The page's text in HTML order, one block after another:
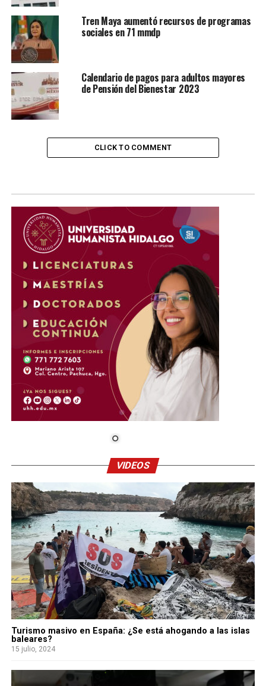
Tren Maya aumentó recursos de programas
sociales en 71 mmdp
Calendario de pagos para adultos mayores
de Pensión del Bienestar 2023
CLICK TO COMMENT
VIDEOS
Turismo masivo en España: ¿Se está ahogando a las islas
baleares?
15 julio, 2024